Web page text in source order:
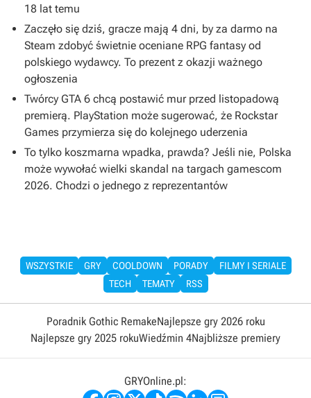
18 lat temu
Zaczęło się dziś, gracze mają 4 dni, by za darmo na
Steam zdobyć świetnie oceniane RPG fantasy od
polskiego wydawcy. To prezent z okazji ważnego
ogłoszenia
Twórcy GTA 6 chcą postawić mur przed listopadową
premierą. PlayStation może sugerować, że Rockstar
Games przymierza się do kolejnego uderzenia
To tylko koszmarna wpadka, prawda? Jeśli nie, Polska
może wywołać wielki skandal na targach gamescom
2026. Chodzi o jednego z reprezentantów
WSZYSTKIE GRY COOLDOWN PORADY
FILMY I SERIALE
TECH
TEMATY RSS
Poradnik Gothic RemakeNajlepsze gry 2026 roku
Najlepsze gry 2025 rokuWiedźmin 4Najbliższe premiery
GRYOnline.pl: